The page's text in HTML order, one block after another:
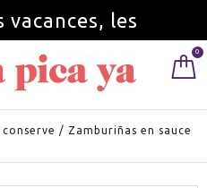
vacances, les
servies à partir du 0
/ Zamburiñas en sauce